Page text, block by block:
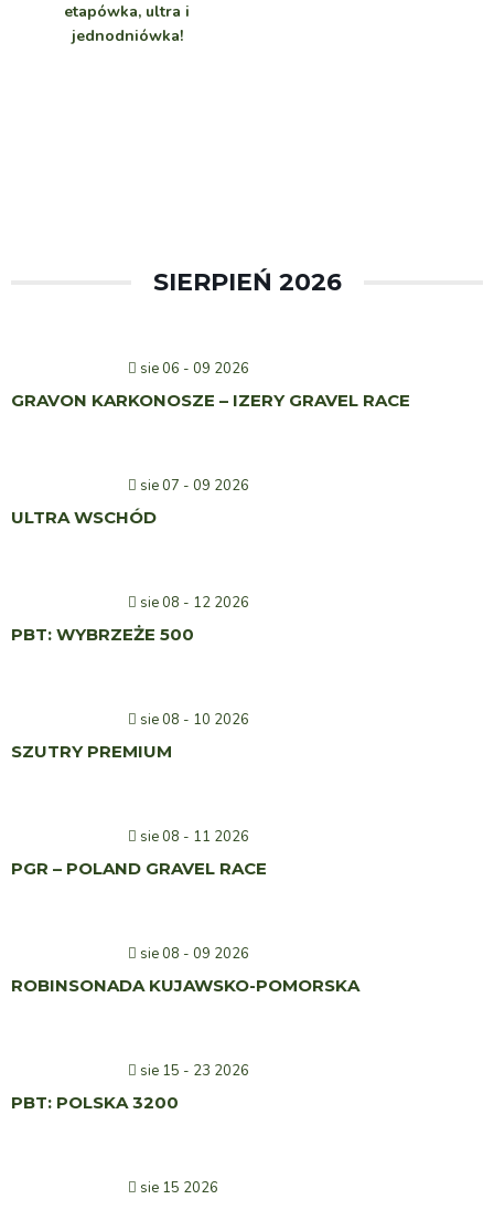
etapówka, ultra i
jednodniówka!
SIERPIEŃ 2026
sie 06 - 09 2026
GRAVON KARKONOSZE – IZERY GRAVEL RACE
sie 07 - 09 2026
ULTRA WSCHÓD
sie 08 - 12 2026
PBT: WYBRZEŻE 500
sie 08 - 10 2026
SZUTRY PREMIUM
sie 08 - 11 2026
PGR – POLAND GRAVEL RACE
sie 08 - 09 2026
ROBINSONADA KUJAWSKO-POMORSKA
sie 15 - 23 2026
PBT: POLSKA 3200
sie 15 2026